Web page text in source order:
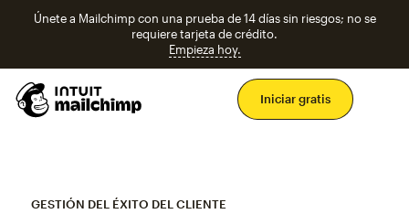
Únete a Mailchimp con una prueba de 14 días sin riesgos; no se
requiere tarjeta de crédito.
Empieza hoy.
Iniciar gratis
GESTIÓN DEL ÉXITO DEL CLIENTE